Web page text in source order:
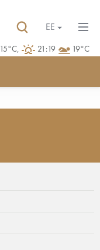
15°C, 21:19 19°C
EE